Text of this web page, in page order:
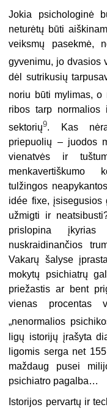
Jokia psichologinė
neturėtų būti
veiksmų pasekmė,
gyvenimu, jo dvasios
dėl sutrikusių
noriu būti mylimas, o
ribos tarp normalios
sektorių9. Kas nėra
priepuolių – juodos
vienatvės ir
menkavertiškumo
tulžingos
idée fixe, įsisegusios
užmigti ir
prislopina
nuskraidinančios
Vakarų šalyse
mokytų psichiatrų
priežastis ar bent
vienas procentas
„nenormalios
ligų istorijų įrašyta
ligomis serga net
maždaug pusei
psichiatro pagalba…
Istorijos pervartų ir